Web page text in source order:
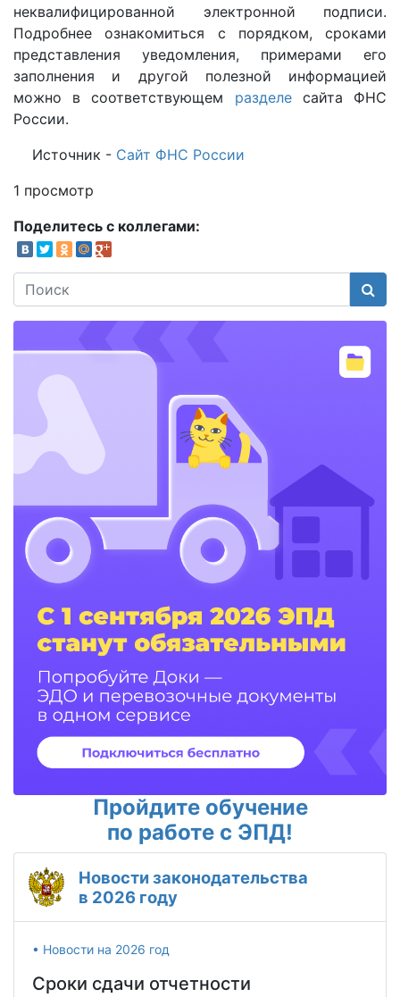
неквалифицированной электронной подписи.
Подробнее ознакомиться с порядком, сроками
представления уведомления, примерами его
заполнения и другой полезной информацией
можно в соответствующем разделесайта ФНС
России.
Источник - Сайт ФНС России
1 просмотр
Поделитесь с коллегами:
Пройдите обучение
по работе с ЭПД!
Новости законодательства
в 2026 году
• Новости на 2026 год
Сроки сдачи отчетности